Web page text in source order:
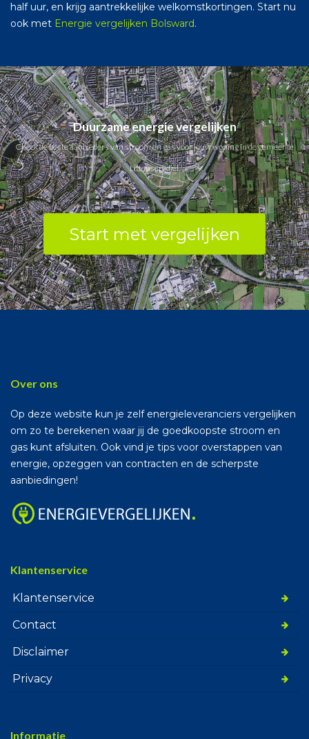
half uur, en krijg aantrekkelijke welkomstkortingen. Start nu
ook met Energie vergelijken Bolsward.
Duurzame energie vergelijken
Check de beste aanbieders van stroom en gas voor jouw woning in de gemeente
Littenseradiel.
Start met vergelijken
Over ons
Op deze website kun je zelf energieleveranciers vergelijken
om zo te berekenen waar jij de goedkoopste stroom en
gas kunt afsluiten. Ook vind je tips voor overstappen van
energie, opzeggen van contracten en de scherpste
aanbiedingen!
Klantenservice
Klantenservice
Contact
Disclaimer
Privacy
Informatie